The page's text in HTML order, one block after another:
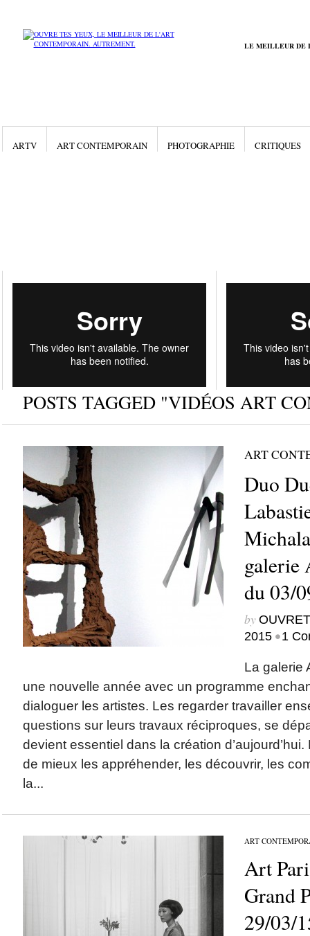
LE MEILLEUR DE
Gallery
ARTV ART CONTEMPORAIN PHOTOGRAPHIE CRITIQUES
POSTS TAGGED "VIDÉOS ART
ART
Duo
galerie
du 03/
by
2015 •1
La galerie
une nouvelle année avec un programme
dialoguer les artistes. Les regarder travailler
questions sur leurs travaux réciproques, se
devient essentiel dans la création
de mieux les appréhender, les découvrir, les
la...
ART
Art
Grand
29/03/